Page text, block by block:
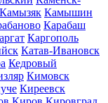
Камызяк Камышин
Карабаш
Каргополь
Катав-Ивановск
Кедровый
Кимовск
Киреевск